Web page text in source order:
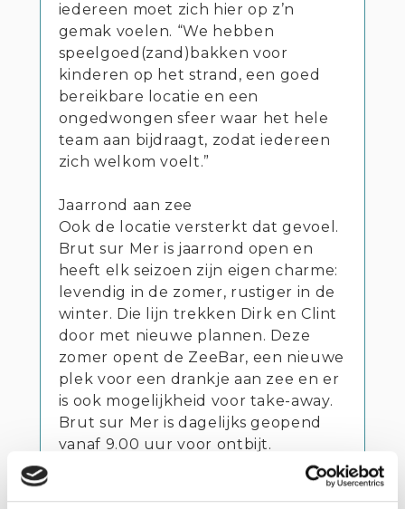
iedereen moet zich hier op z’n
gemak voelen. “We hebben
speelgoed(zand)bakken voor
kinderen op het strand, een goed
bereikbare locatie en een
ongedwongen sfeer waar het hele
team aan bijdraagt, zodat iedereen
zich welkom voelt.”
Jaarrond aan zee
Ook de locatie versterkt dat gevoel.
Brut sur Mer is jaarrond open en
heeft elk seizoen zijn eigen charme:
levendig in de zomer, rustiger in de
winter. Die lijn trekken Dirk en Clint
door met nieuwe plannen. Deze
zomer opent de ZeeBar, een nieuwe
plek voor een drankje aan zee en er
is ook mogelijkheid voor take-away.
Brut sur Mer is dagelijks geopend
vanaf 9.00 uur voor ontbijt.